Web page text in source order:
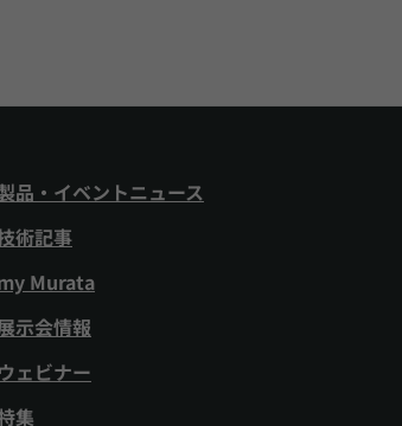
品・イベントニュース
術記事
Murata
示会情報
ウェビナー
集